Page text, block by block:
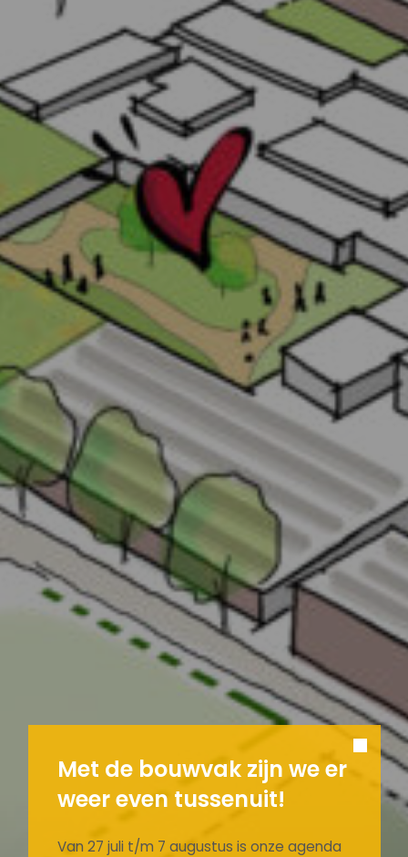
Met de bouwvak zijn we er
weer even tussenuit!
Van 27 juli t/m 7 augustus is onze agenda